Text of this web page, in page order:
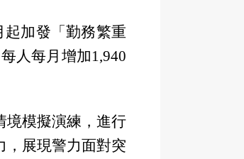
加發「勤務繁重
人每月增加1,940
境模擬演練，進行
，展現警力面對突